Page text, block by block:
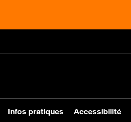
Infos pratiques Accessibilité